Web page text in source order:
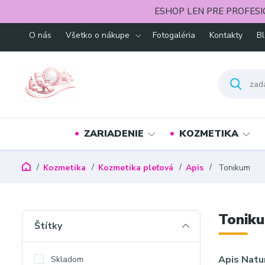
ESHOP LEN PRE
O nás Všetko o nákupe Fotogaléria Kontakty
ZARIADENIE KOZMETIKA
Kozmetika Kozmetika pleťová Apis Tonikum
Apis
Štítky
Skladom